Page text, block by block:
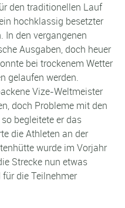
den traditionellen Lauf
hochklassig besetzter
In den vergangenen
Ausgaben, doch heuer
bei trockenem Wetter
gelaufen werden.
Vize-Weltmeister
doch Probleme mit den
begleitete er das
die Athleten an der
wurde im Vorjahr
Strecke nun etwas
die Teilnehmer